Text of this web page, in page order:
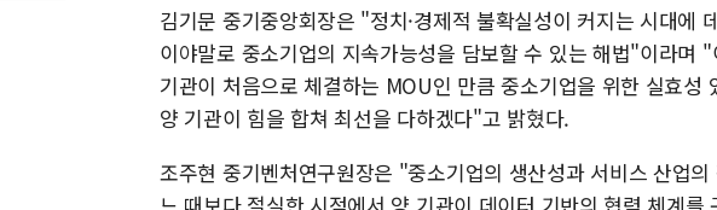
김기문 중기중앙회장은 "정치·경제적 불확실성이 커지는 시대에
이야말로 중소기업의 지속가능성을 담보할 수 있는 해법"이라며
기관이 처음으로 체결하는 MOU인 만큼 중소기업을 위한 실효성
양 기관이 힘을 합쳐 최선을 다하겠다"고 밝혔다.
조주현 중기벤처연구원장은 "중소기업의 생산성과 서비스 산업